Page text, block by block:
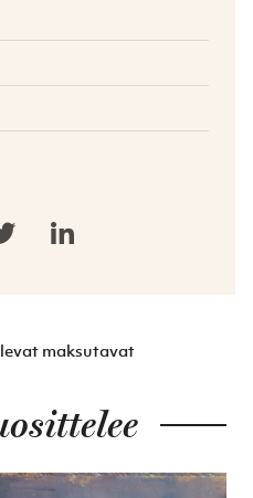
maksutavat